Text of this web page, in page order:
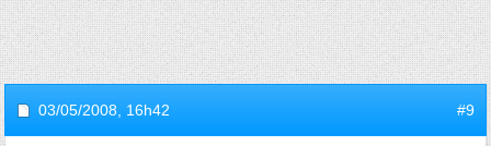
03/05/2008, 16h42 #9